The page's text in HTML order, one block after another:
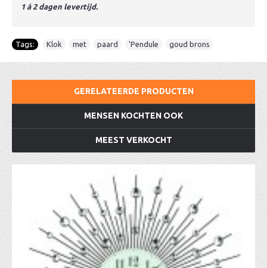
1 á 2 dagen levertijd.
Tags: Klok met paard 'Pendule goud brons
GERELATEERDE PRODUCTEN
MENSEN KOCHTEN OOK
MEEST VERKOCHT